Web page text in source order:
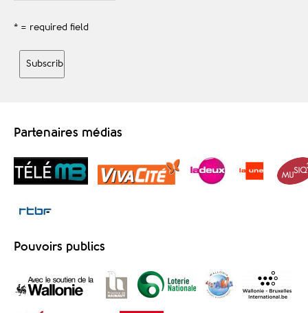
* = required field
Partenaires médias
Pouvoirs publics